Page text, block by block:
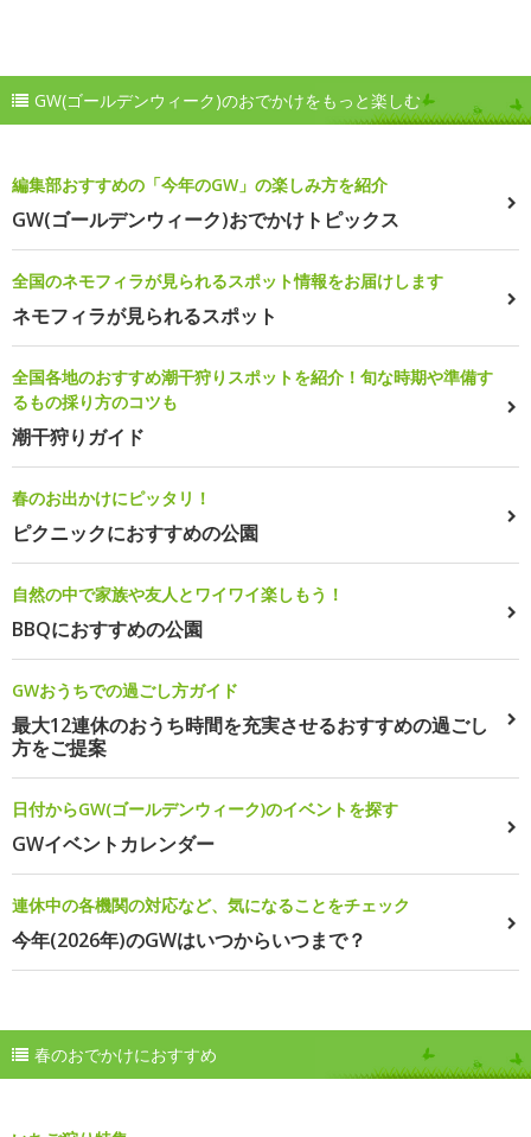
GW(ゴールデンウィーク)のおでかけをもっと楽しむ
編集部おすすめの「今年のGW」の楽しみ方を紹介
GW(ゴールデンウィーク)おでかけトピックス
全国のネモフィラが見られるスポット情報をお届けします
ネモフィラが見られるスポット
全国各地のおすすめ潮干狩りスポットを紹介！旬な時期や準備す
るもの採り方のコツも
潮干狩りガイド
春のお出かけにピッタリ！
ピクニックにおすすめの公園
自然の中で家族や友人とワイワイ楽しもう！
BBQにおすすめの公園
GWおうちでの過ごし方ガイド
最大12連休のおうち時間を充実させるおすすめの過ごし
方をご提案
日付からGW(ゴールデンウィーク)のイベントを探す
GWイベントカレンダー
連休中の各機関の対応など、気になることをチェック
今年(2026年)のGWはいつからいつまで？
春のおでかけにおすすめ